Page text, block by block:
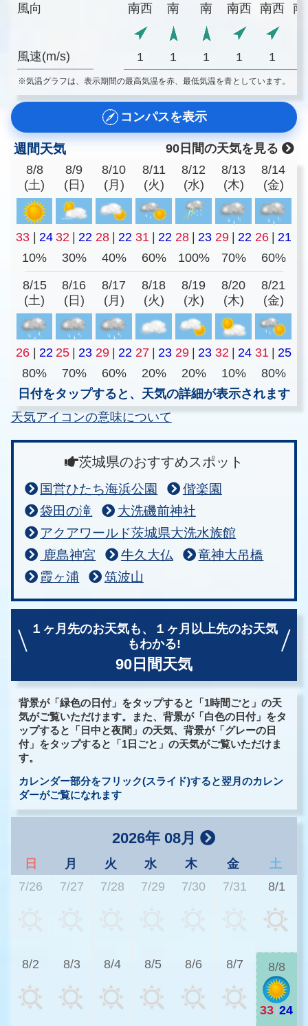
風向
風速(m/s)
南西
南 南 南西 南西 南
1 1 1 1 1
※気温グラフは、表示期間の最高気温を赤、最低気温を青としています。
コンパスを表示
週間天気
90日間の天気を見る
8/8
(土)
8/9
(日)
8/10
(月)
8/11
(火)
8/12
(水)
8/13
(木)
8/14
(金)
33 | 24 32 | 22 28 | 22 31 | 22 28 | 23 29 | 22 26 | 21
10%
30% 40% 60% 100% 70% 60%
8/15
(土)
8/16
(日)
8/17
(月)
8/18
(火)
8/19
(水)
8/20
(木)
8/21
(金)
26 22 25 23 29 22 27 23 29 23 32 24 31
25
80%
70% 60% 20% 20% 10%
80%
日付をタップすると、天気の詳細が表示されます
天気アイコンの意味について
茨城県のおすすめスポット
国営ひたち海浜公園
偕楽園
袋田の滝
大洗磯前神社
アクアワールド茨城県大洗水族館
鹿島神宮
牛久大仏
竜神大吊橋
霞ヶ浦
筑波山
１ヶ月先のお天気も、
１ヶ月以上先のお天気
もわかる!
90日間天気
背景が「緑色の日付」をタップすると「1時間ごと」の天
気がご覧いただけます。また、背景が「白色の日付」をタ
ップすると「日中と夜間」の天気、背景が「グレーの日
付」をタップすると「1日ごと」の天気がご覧いただけま
す。
カレンダー部分をフリック(スライド)すると翌月のカレン
ダーがご覧になれます
2026年 08月
日 月 火 水 木 金
土
7/26
7/27 7/28 7/29 7/30 7/31 8/1
8/2 8/3 8/4 8/5 8/6 8/7 8/8
33 24